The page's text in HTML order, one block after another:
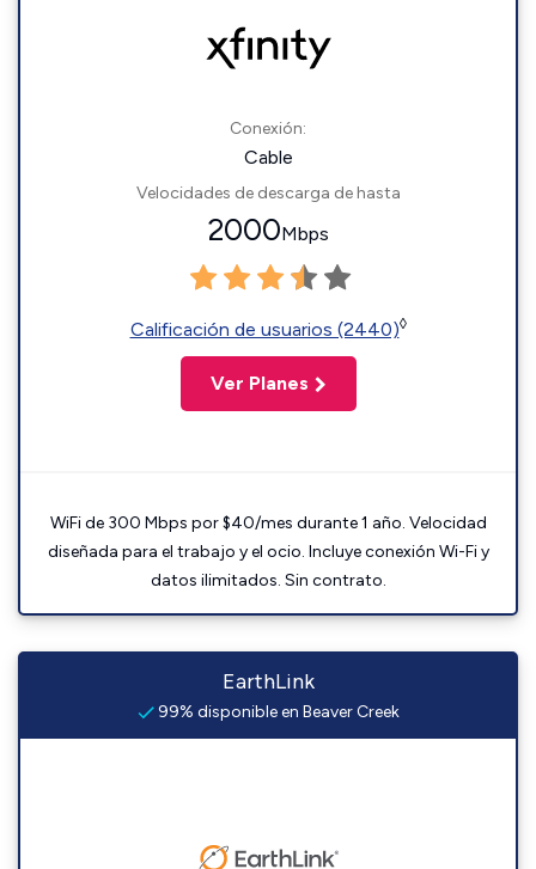
Conexión:
Cable
Velocidades de descarga de hasta
2000Mbps
Calificación de usuarios (2440)◊
Ver Planes
WiFi de 300 Mbps por $40/mes durante 1 año. Velocidad
diseñada para el trabajo y el ocio. Incluye conexión Wi-Fi y
datos ilimitados. Sin contrato.
EarthLink
99% disponible en Beaver Creek